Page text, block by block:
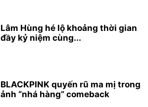
Lâm Hùng hé lộ khoảng thời gian
đầy kỷ niệm cùng...
BLACKPINK quyến rũ ma mị trong
ảnh “nhá hàng” comeback